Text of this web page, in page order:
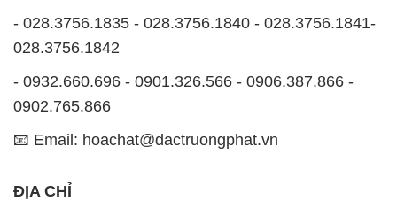
- 028.3756.1835 - 028.3756.1840 - 028.3756.1841-
028.3756.1842
- 0932.660.696 - 0901.326.566 - 0906.387.866 -
0902.765.866
📧 Email: hoachat@dactruongphat.vn
ĐỊA CHỈ